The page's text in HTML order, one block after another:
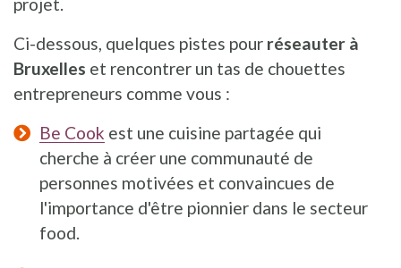
projet.
Ci-dessous, quelques pistes pour réseauter à
Bruxelles et rencontrer un tas de chouettes
entrepreneurs comme vous :
Be Cook est une cuisine partagée qui
cherche à créer une communauté de
personnes motivées et convaincues de
l'importance d'être pionnier dans le secteur
food.